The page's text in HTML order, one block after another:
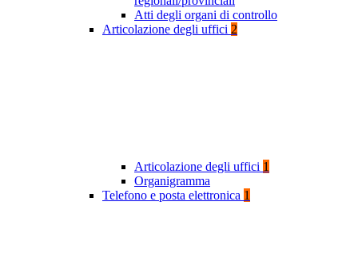
Atti degli organi di controllo
Articolazione degli uffici 2
Articolazione degli uffici 1
Organigramma
Telefono e posta elettronica 1